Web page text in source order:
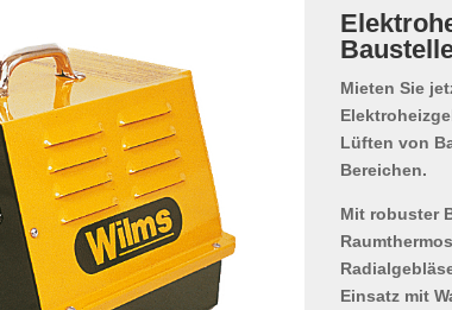
Mieten Sie
Lüften von
Bereichen.
Mit robuster
Einsatz mit